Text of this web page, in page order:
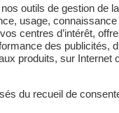
outils de gestion de
usage,
centres d’intérêt,
des publicités,
produits, sur Internet
du recueil de